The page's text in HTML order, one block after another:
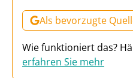
Als bevorzugte
Wie funktioniert das?
erfahren Sie mehr